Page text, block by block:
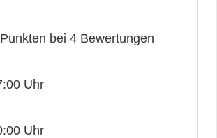
bei 4 Bewertungen
Uhr
Uhr